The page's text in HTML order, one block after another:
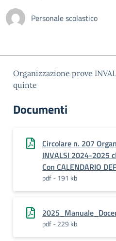
Personale scolastico
Organizzazione prove
quinte
Documenti
Circolare n. 207
INVALSI 2024-2025
Con CALENDARIO DEF
pdf - 191 kb
pdf - 229 kb